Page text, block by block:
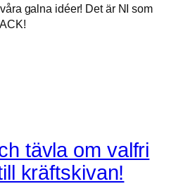
galna idéer! Det är NI som
tävla om valfri
kräftskivan!